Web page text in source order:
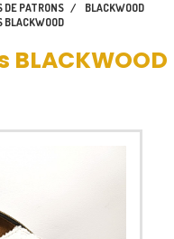
DE PATRONS
BLACKWOOD
BLACKWOOD